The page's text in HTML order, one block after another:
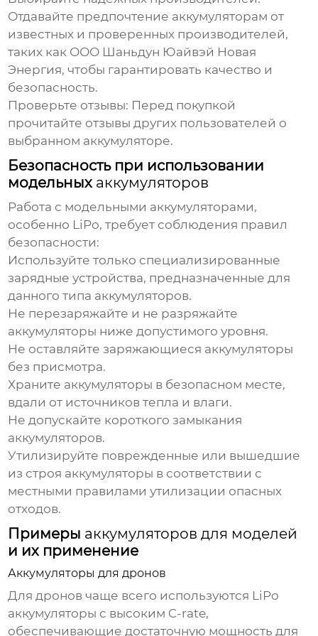
Отдавайте предпочтение аккумуляторам от
известных и проверенных производителей,
таких как ООО Шаньдун Юайвэй Новая
Энергия, чтобы гарантировать качество и
безопасность.
Проверьте отзывы: Перед покупкой
прочитайте отзывы других пользователей о
выбранном аккумуляторе.
Безопасность при использовании
модельных аккумуляторов
Работа с модельными аккумуляторами,
особенно LiPo, требует соблюдения правил
безопасности:
Используйте только специализированные
зарядные устройства, предназначенные для
данного типа аккумуляторов.
Не перезаряжайте и не разряжайте
аккумуляторы ниже допустимого уровня.
Не оставляйте заряжающиеся аккумуляторы
без присмотра.
Храните аккумуляторы в безопасном месте,
вдали от источников тепла и влаги.
Не допускайте короткого замыкания
аккумуляторов.
Утилизируйте поврежденные или вышедшие
из строя аккумуляторы в соответствии с
местными правилами утилизации опасных
отходов.
Примеры аккумуляторов для моделей
и их применение
Аккумуляторы для дронов
Для дронов чаще всего используются LiPo
аккумуляторы с высоким C-rate,
обеспечивающие достаточную мощность для